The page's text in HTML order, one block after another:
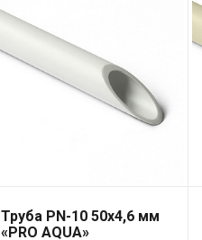
Труба PN-10 50х4,6 мм
«PRO AQUA»